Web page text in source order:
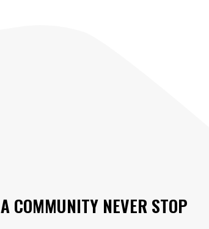
COMMUNITY NEVER STOP